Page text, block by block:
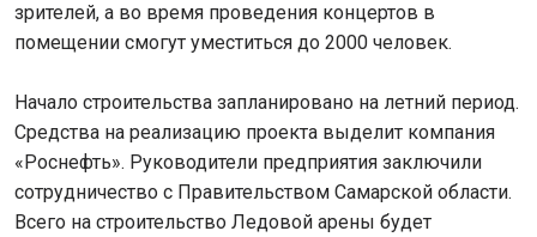
зрителей, а во время проведения концертов в
помещении смогут уместиться до 2000 человек.
Начало строительства запланировано на летний период.
Средства на реализацию проекта выделит компания
«Роснефть». Руководители предприятия заключили
сотрудничество с Правительством Самарской области.
Всего на строительство Ледовой арены будет